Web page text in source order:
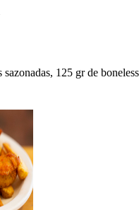
sazonadas, 125 gr de